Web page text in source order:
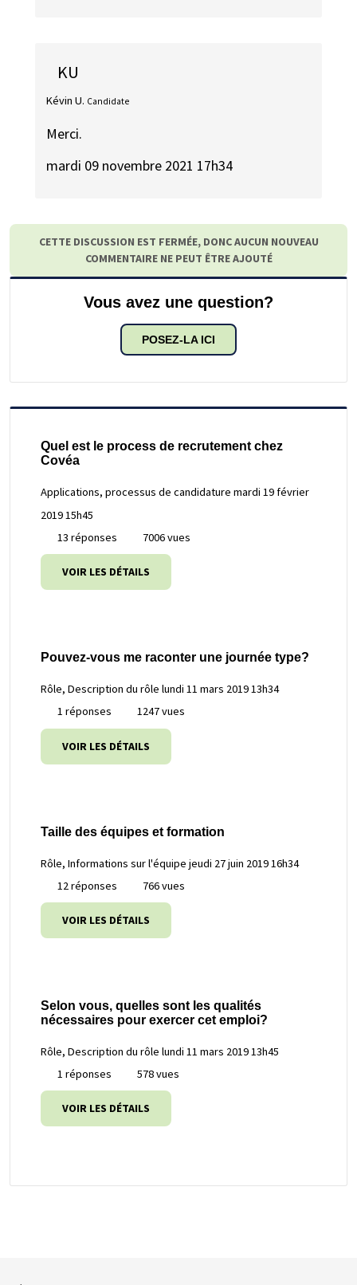
KU
Kévin U. Candidate
Merci.
mardi 09 novembre 2021 17h34
CETTE DISCUSSION EST FERMÉE, DONC AUCUN NOUVEAU
COMMENTAIRE NE PEUT ÊTRE AJOUTÉ
Vous avez une question?
POSEZ-LA ICI
Quel est le process de recrutement chez
Covéa
Applications, processus de candidature mardi 19 février
2019 15h45
13 réponses
7006 vues
VOIR LES DÉTAILS
Pouvez-vous me raconter une journée type?
Rôle, Description du rôle lundi 11 mars 2019 13h34
1 réponses
1247 vues
VOIR LES DÉTAILS
Taille des équipes et formation
Rôle, Informations sur l'équipe jeudi 27 juin 2019 16h34
12 réponses
766 vues
VOIR LES DÉTAILS
Selon vous, quelles sont les qualités
nécessaires pour exercer cet emploi?
Rôle, Description du rôle lundi 11 mars 2019 13h45
1 réponses
578 vues
VOIR LES DÉTAILS